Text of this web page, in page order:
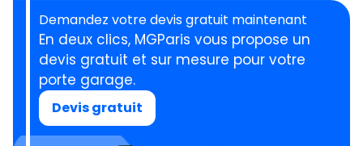
Demandez votre devis gratuit maintenant
En deux clics, MGParis vous propose un
devis gratuit et sur mesure pour votre
porte garage.
Devis gratuit